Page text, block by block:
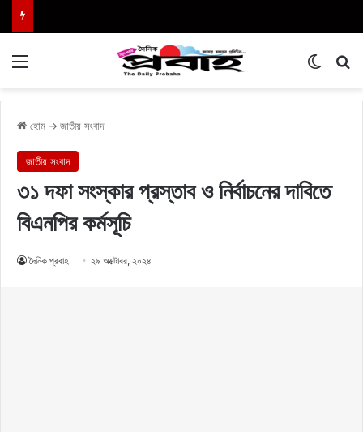
হোম → জাতীয় সংবাদ
জাতীয় সংবাদ
৩১ দফা সংস্কার প্রস্তাব ও নির্বাচনের দাবিতে
বিএনপির কর্মসূচি
দৈনিক প্রবাহ ২৯ অক্টোবর, ২০২৪